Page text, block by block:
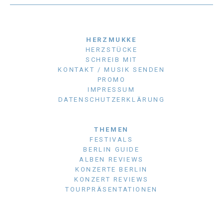
HERZMUKKE
HERZSTÜCKE
SCHREIB MIT
KONTAKT / MUSIK SENDEN
PROMO
IMPRESSUM
DATENSCHUTZERKLÄRUNG
THEMEN
FESTIVALS
BERLIN GUIDE
ALBEN REVIEWS
KONZERTE BERLIN
KONZERT REVIEWS
TOURPRÄSENTATIONEN